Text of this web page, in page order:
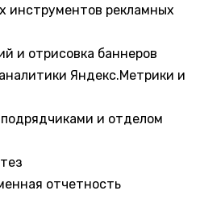
инструментов рекламных
и отрисовка баннеров
Яндекс.Метрики и
и отделом
отчетность